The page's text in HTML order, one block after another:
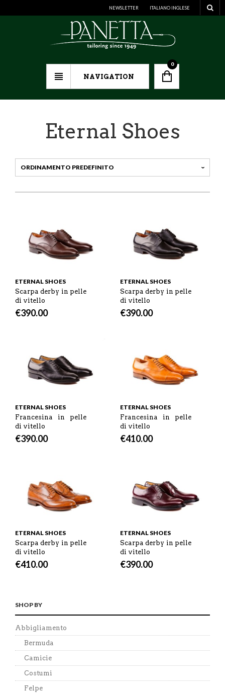
NEWSLETTER ITALIANO INGLESE
NAVIGATION
0
Eternal Shoes
ETERNAL SHOES
Scarpa derby in pelle
di vitello
€390.00
ETERNAL SHOES
Scarpa derby in pelle
di vitello
€390.00
ETERNAL SHOES
Francesina in pelle
di vitello
€390.00
ETERNAL SHOES
Francesina in pelle
di vitello
€410.00
ETERNAL SHOES
Scarpa derby in pelle
di vitello
€410.00
ETERNAL SHOES
Scarpa derby in pelle
di vitello
€390.00
SHOP BY
Abbigliamento
Bermuda
Camicie
Costumi
Felpe